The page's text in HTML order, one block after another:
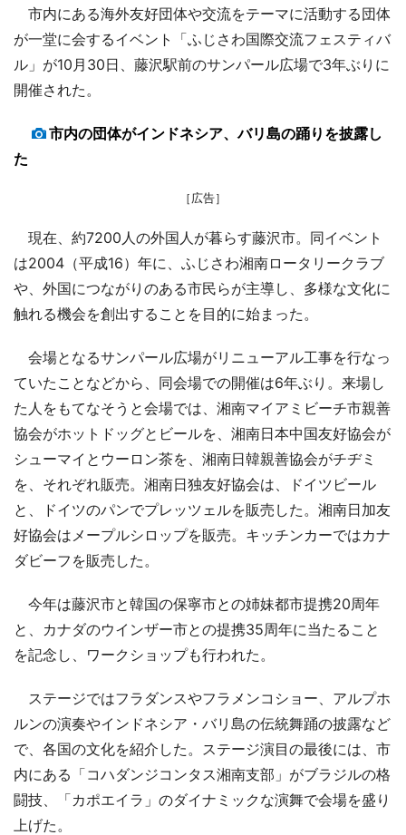
市内にある海外友好団体や交流をテーマに活動する団体
が一堂に会するイベント「ふじさわ国際交流フェスティバ
ル」が10月30日、藤沢駅前のサンパール広場で3年ぶりに
開催された。
市内の団体がインドネシア、バリ島の踊りを披露し
た
［広告］
現在、約7200人の外国人が暮らす藤沢市。同イベント
は2004（平成16）年に、ふじさわ湘南ロータリークラブ
や、外国につながりのある市民らが主導し、多様な文化に
触れる機会を創出することを目的に始まった。
会場となるサンパール広場がリニューアル工事を行なっ
ていたことなどから、同会場での開催は6年ぶり。来場し
た人をもてなそうと会場では、湘南マイアミビーチ市親善
協会がホットドッグとビールを、湘南日本中国友好協会が
シューマイとウーロン茶を、湘南日韓親善協会がチヂミ
を、それぞれ販売。湘南日独友好協会は、ドイツビール
と、ドイツのパンでプレッツェルを販売した。湘南日加友
好協会はメープルシロップを販売。キッチンカーではカナ
ダビーフを販売した。
今年は藤沢市と韓国の保寧市との姉妹都市提携20周年
と、カナダのウインザー市との提携35周年に当たること
を記念し、ワークショップも行われた。
ステージではフラダンスやフラメンコショー、アルプホ
ルンの演奏やインドネシア・バリ島の伝統舞踊の披露など
で、各国の文化を紹介した。ステージ演目の最後には、市
内にある「コハダンジコンタス湘南支部」がブラジルの格
闘技、「カポエイラ」のダイナミックな演舞で会場を盛り
上げた。